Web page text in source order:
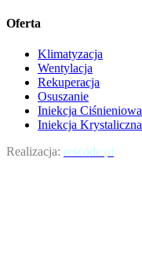
Oferta
Klimatyzacja
Wentylacja
Rekuperacja
Osuszanie
Iniekcja Ciśnieniowa
Iniekcja Krystaliczna
Realizacja: rescode.pl